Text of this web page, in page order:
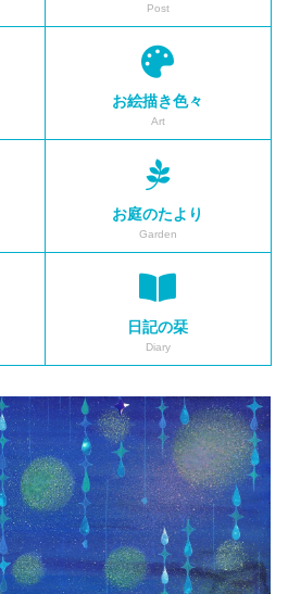
Post
お絵描き色々
Art
お庭のたより
Garden
日記の栞
Diary